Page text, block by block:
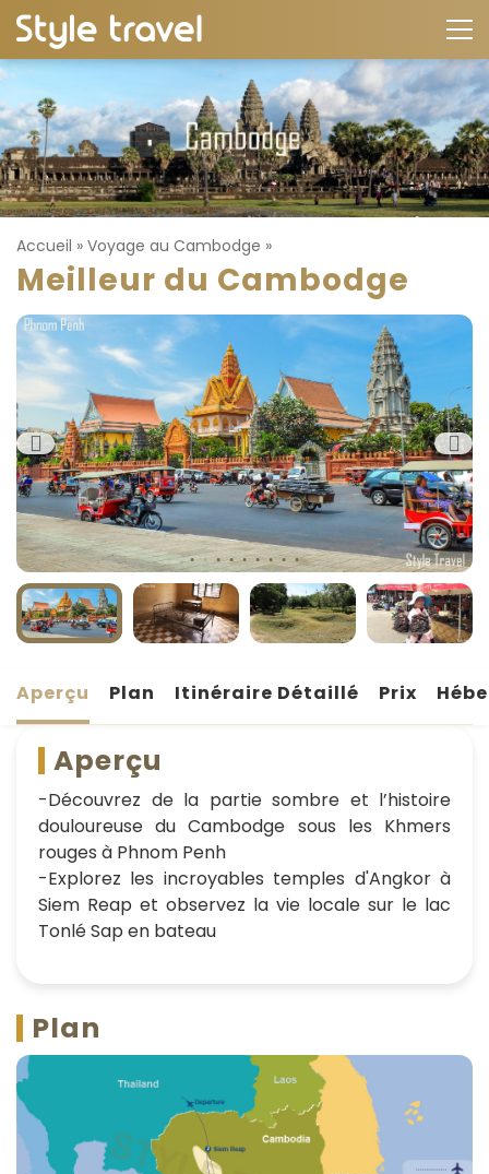
Accueil » Voyage au Cambodge »
Meilleur du Cambodge
Aperçu Plan Itinéraire Détaillé Prix
Aperçu
-Découvrez de la partie sombre et l’histoire
douloureuse du Cambodge sous les Khmers
rouges à Phnom Penh
-Explorez les incroyables temples d'Angkor à
Siem Reap et observez la vie locale sur le lac
Tonlé Sap en bateau
Plan